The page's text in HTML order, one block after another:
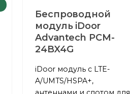
Беспроводной
модуль iDoor
Advantech PCM-
24BX4G
iDoor модуль с LTE-
A/UMTS/HSPA+,